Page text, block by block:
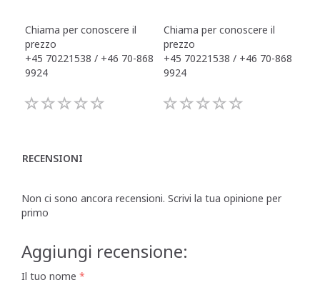
Chiama per conoscere il
prezzo
+45 70221538 / +46 70-868
9924
Chiama per conoscere il
prezzo
+45 70221538 / +46 70-868
9924
RECENSIONI
Non ci sono ancora recensioni. Scrivi la tua opinione per
primo
Aggiungi recensione:
Il tuo nome